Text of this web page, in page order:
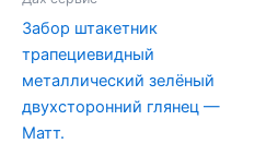
Забор штакетник
трапециевидный
металлический зелёный
двухсторонний глянец —
Матт.